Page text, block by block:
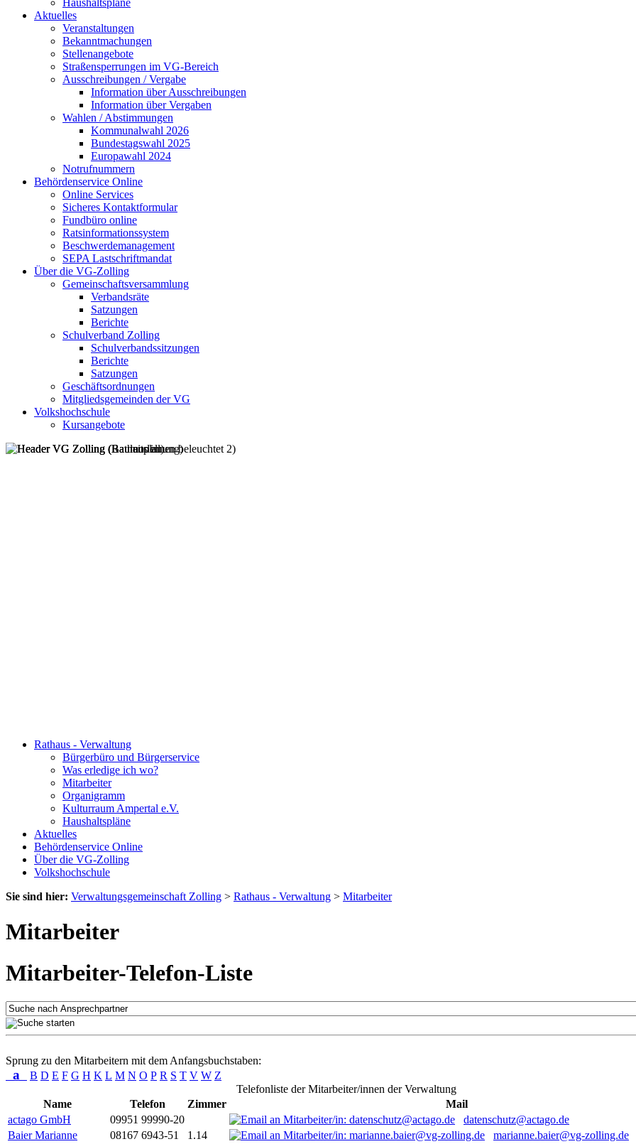
Haushaltspläne
Aktuelles
Veranstaltungen
Bekanntmachungen
Stellenangebote
Straßensperrungen im VG-Bereich
Ausschreibungen / Vergabe
Information über Ausschreibungen
Information über Vergaben
Wahlen / Abstimmungen
Kommunalwahl 2026
Bundestagswahl 2025
Europawahl 2024
Notrufnummern
Behördenservice Online
Online Services
Sicheres Kontaktformular
Fundbüro online
Ratsinformationssystem
Beschwerdemanagement
SEPA Lastschriftmandat
Über die VG-Zolling
Gemeinschaftsversammlung
Verbandsräte
Satzungen
Berichte
Schulverband Zolling
Schulverbandssitzungen
Berichte
Satzungen
Geschäftsordnungen
Mitgliedsgemeinden der VG
Volkshochschule
Kursangebote
Rathaus - Verwaltung
Bürgerbüro und Bürgerservice
Was erledige ich wo?
Mitarbeiter
Organigramm
Kulturraum Ampertal e.V.
Haushaltspläne
Aktuelles
Behördenservice Online
Über die VG-Zolling
Volkshochschule
Sie sind hier: Verwaltungsgemeinschaft Zolling > Rathaus - Verwaltung > Mitarbeiter
Mitarbeiter
Mitarbeiter-Telefon-Liste
Sprung zu den Mitarbeitern mit dem Anfangsbuchstaben:
a B D E F G H K L M N O P R S T V W Z
Telefonliste der Mitarbeiter/innen der Verwaltung
Name
Telefon Zimmer
Mail
actago GmbH
09951 99990-20
datenschutz@actago.de
Baier Marianne
08167 6943-51 1.14
marianne.baier@vg-zolling.de